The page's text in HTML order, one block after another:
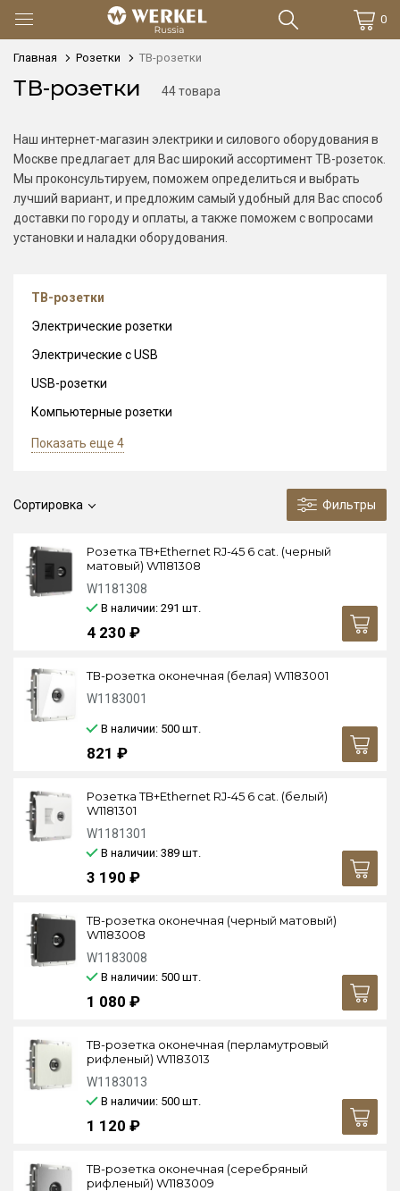
0
Главная Розетки ТВ-розетки
ТВ-розетки 44 товара
Наш интернет-магазин электрики и силового оборудования в
Москве предлагает для Вас широкий ассортимент ТВ-розеток.
Мы проконсультируем, поможем определиться и выбрать
лучший вариант, и предложим самый удобный для Вас способ
доставки по городу и оплаты, а также поможем с вопросами
установки и наладки оборудования.
Сортировка Фильтры
Розетка ТВ+Ethernet RJ-45 6 cat. (черный
матовый) W1181308
W1181308
В наличии: 291 шт.
4 230 ₽
ТВ-розетка оконечная (белая) W1183001
W1183001
В наличии: 500 шт.
821 ₽
Розетка ТВ+Ethernet RJ-45 6 cat. (белый)
W1181301
W1181301
В наличии: 389 шт.
3 190 ₽
ТВ-розетка оконечная (черный матовый)
W1183008
W1183008
В наличии: 500 шт.
1 080 ₽
ТВ-розетка оконечная (перламутровый
рифленый) W1183013
W1183013
В наличии: 500 шт.
1 120 ₽
ТВ-розетка оконечная (cеребряный
рифленый) W1183009
ТВ-розетки
Электрические розетки
Электрические с USB
USB-розетки
Компьютерные розетки
Показать еще 4